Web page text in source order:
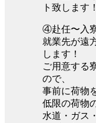
ト致します！
④赴任〜入
就業先が遠
します！
ご用意する
ので、
事前に荷物
低限の荷物
水道・ガス